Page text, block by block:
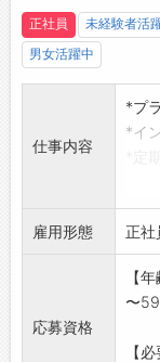
正社員 未経験者活
男女活躍中
仕事内容
*プ
*イ
作
導し
作
【変
※応
状」
雇用形態 正社
応募資格
【
〜
【